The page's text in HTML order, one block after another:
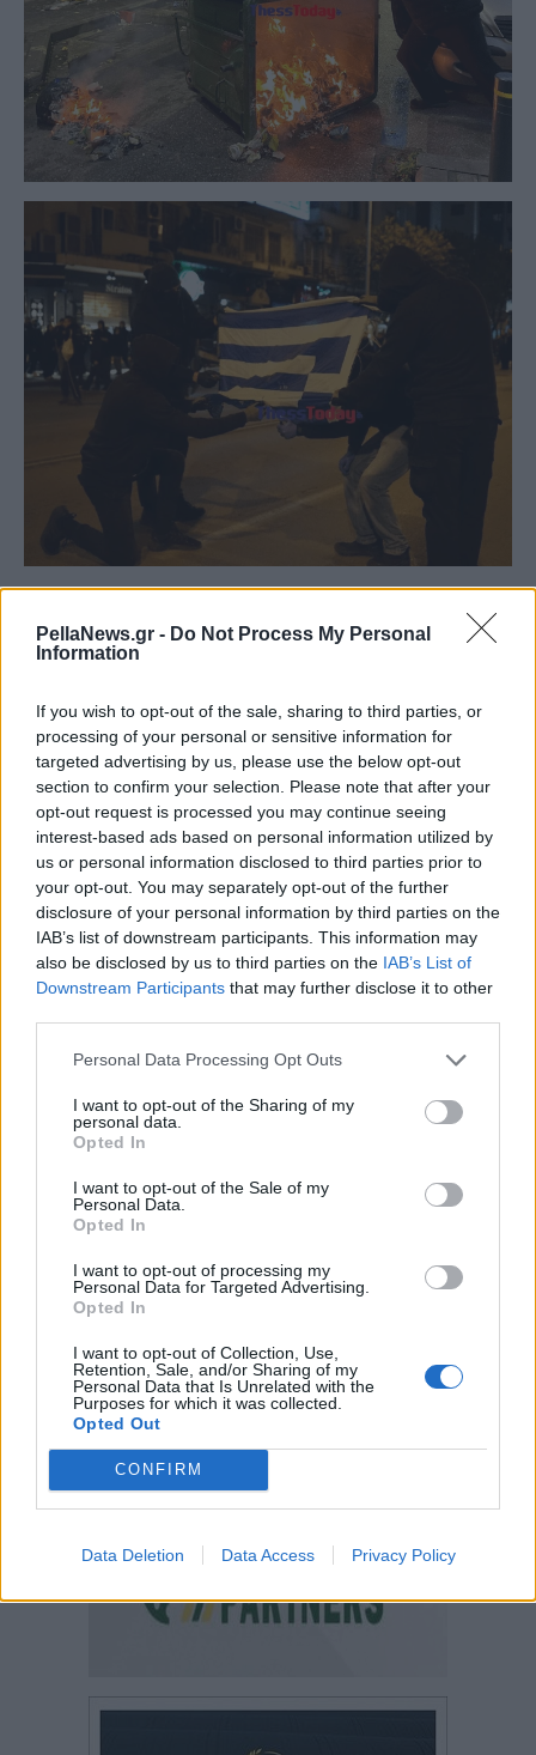
PellaNews.gr - Do Not Process My Personal
Information
If you wish to opt-out of the sale, sharing to third parties, or
processing of your personal or sensitive information for
targeted advertising by us, please use the below opt-out
section to confirm your selection. Please note that after your
opt-out request is processed you may continue seeing
interest-based ads based on personal information utilized by
us or personal information disclosed to third parties prior to
your opt-out. You may separately opt-out of the further
disclosure of your personal information by third parties on the
IAB’s list of downstream participants. This information may
also be disclosed by us to third parties on the IAB’s List of
Downstream Participants that may further disclose it to other
Personal Data Processing Opt Outs
I want to opt-out of the Sharing of my
personal data.
Opted In
I want to opt-out of the Sale of my
Personal Data.
Opted In
I want to opt-out of processing my
Personal Data for Targeted Advertising.
Opted In
I want to opt-out of Collection, Use,
Retention, Sale, and/or Sharing of my
Personal Data that Is Unrelated with the
Purposes for which it was collected.
Opted Out
CONFIRM
Data Deletion Data Access Privacy Policy